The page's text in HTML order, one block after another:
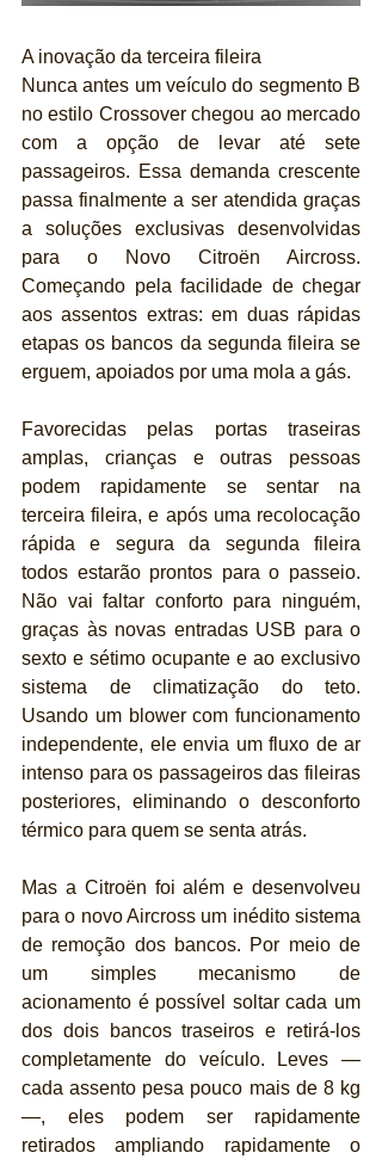
A inovação da terceira fileira
Nunca antes um veículo do segmento B
no estilo Crossover chegou ao mercado
com a opção de levar até sete
passageiros. Essa demanda crescente
passa finalmente a ser atendida graças
a soluções exclusivas desenvolvidas
para o Novo Citroën Aircross.
Começando pela facilidade de chegar
aos assentos extras: em duas rápidas
etapas os bancos da segunda fileira se
erguem, apoiados por uma mola a gás.
Favorecidas pelas portas traseiras
amplas, crianças e outras pessoas
podem rapidamente se sentar na
terceira fileira, e após uma recolocação
rápida e segura da segunda fileira
todos estarão prontos para o passeio.
Não vai faltar conforto para ninguém,
graças às novas entradas USB para o
sexto e sétimo ocupante e ao exclusivo
sistema de climatização do teto.
Usando um blower com funcionamento
independente, ele envia um fluxo de ar
intenso para os passageiros das fileiras
posteriores, eliminando o desconforto
térmico para quem se senta atrás.
Mas a Citroën foi além e desenvolveu
para o novo Aircross um inédito sistema
de remoção dos bancos. Por meio de
um simples mecanismo de
acionamento é possível soltar cada um
dos dois bancos traseiros e retirá-los
completamente do veículo. Leves —
cada assento pesa pouco mais de 8 kg
—, eles podem ser rapidamente
retirados ampliando rapidamente o